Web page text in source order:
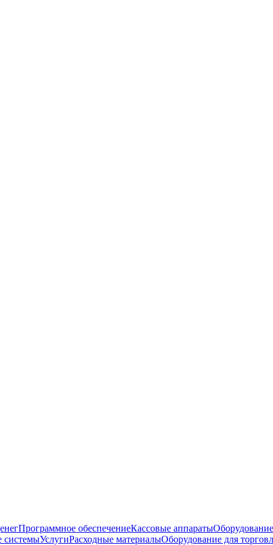
Программное обеспечениеКассовые аппараты
системыУслугиРасходные материалыОборудование для